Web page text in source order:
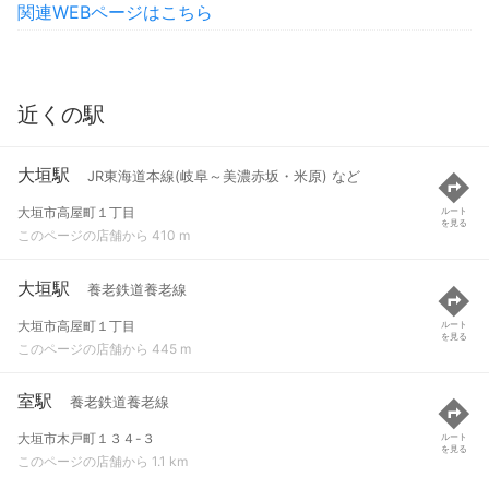
関連WEBページはこちら
近くの駅
大垣駅 JR東海道本線(岐阜～美濃赤坂・米原) など
大垣市高屋町１丁目
このページの店舗から 410 m
ルート
を見る
大垣駅 養老鉄道養老線
大垣市高屋町１丁目
このページの店舗から 445 m
ルート
を見る
室駅 養老鉄道養老線
大垣市木戸町１３４-３
このページの店舗から 1.1 km
ルート
を見る